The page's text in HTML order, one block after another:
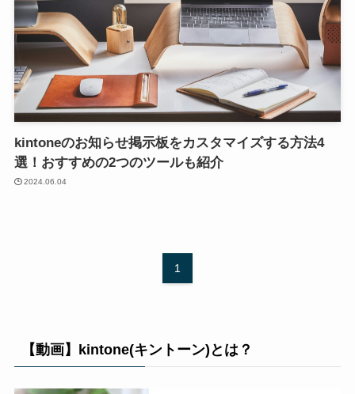
kintoneのお知らせ掲示板をカスタマイズする方法4
選！おすすめの2つのツールも紹介
2024.06.04
1
【動画】kintone(キントーン)とは？